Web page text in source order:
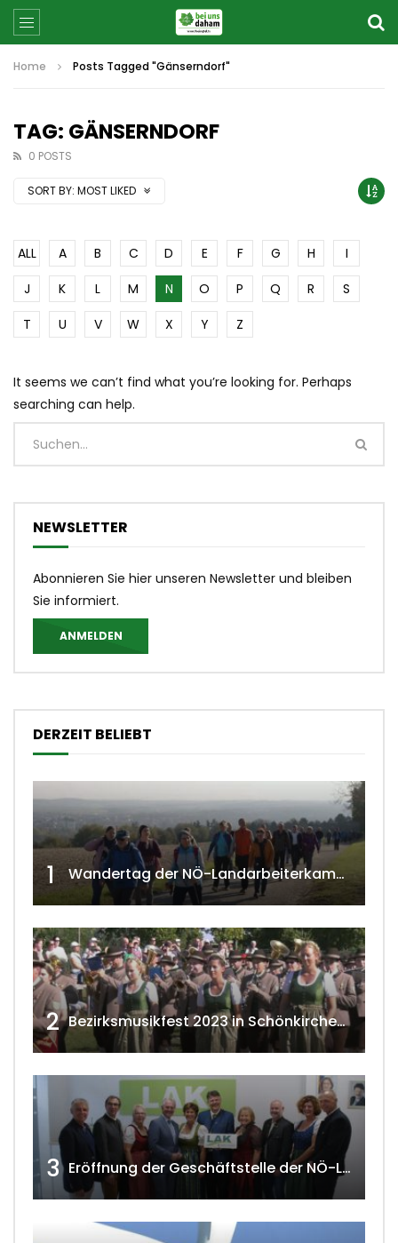
Home Posts Tagged "Gänserndorf"
TAG: GÄNSERNDORF
0 POSTS
SORT BY: MOST LIKED
ALL A B C D E F G H
I
J
K L M N O P Q R
S
T
U V W X Y Z
It seems we can’t find what you’re looking for. Perhaps
searching can help.
NEWSLETTER
Abonnieren Sie hier unseren Newsletter und bleiben
Sie informiert.
ANMELDEN
DERZEIT BELIEBT
1 Wandertag der NÖ-Landarbeiterkammer in Hollabrunn 2024
2 Bezirksmusikfest 2023 in Schönkirchen-Reyersdorf
3 Eröffnung der Geschäftstelle der NÖ-Landarbeiterkammer in Mistelbach w4tv174